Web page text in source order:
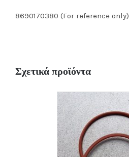
8690170380 (For reference only)
Σχετικά προϊόντα